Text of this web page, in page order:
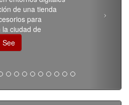
de una tienda
para
la ciudad de
See